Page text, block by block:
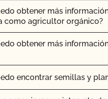
controlar el coste de mi
obtener más
como agricultor orgánico?
obtener más
encontrar semillas y